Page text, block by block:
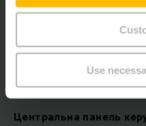
Use
Краший огляд і
Міцна конструкція для
Центральна панель